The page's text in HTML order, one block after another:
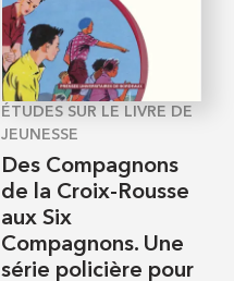
ÉTUDES SUR LE LIVRE DE
JEUNESSE
Des Compagnons
de la Croix-Rousse
aux Six
Compagnons. Une
série policière pour